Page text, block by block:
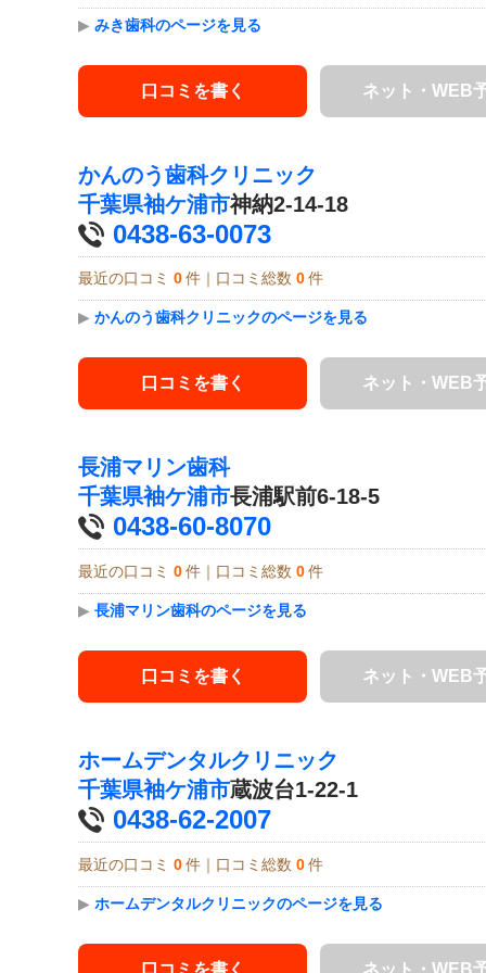
▶ みき歯科のページを見る
口コミを書く ネット・WEB
かんのう歯科クリニック
千葉県袖ケ浦市神納2-14-18
0438-63-0073
最近の口コミ 0 件｜口コミ総数 0 件
▶ かんのう歯科クリニックのページを見る
口コミを書く ネット・WEB
長浦マリン歯科
千葉県袖ケ浦市長浦駅前6-18-5
0438-60-8070
最近の口コミ 0 件｜口コミ総数 0 件
▶ 長浦マリン歯科のページを見る
口コミを書く ネット・WEB
ホームデンタルクリニック
千葉県袖ケ浦市蔵波台1-22-1
0438-62-2007
最近の口コミ 0 件｜口コミ総数 0 件
▶ ホームデンタルクリニックのページを見る
口コミを書く ネット・WEB